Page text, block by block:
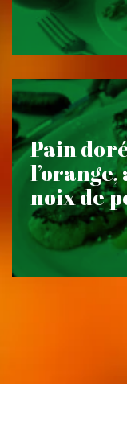
Pain
noix de